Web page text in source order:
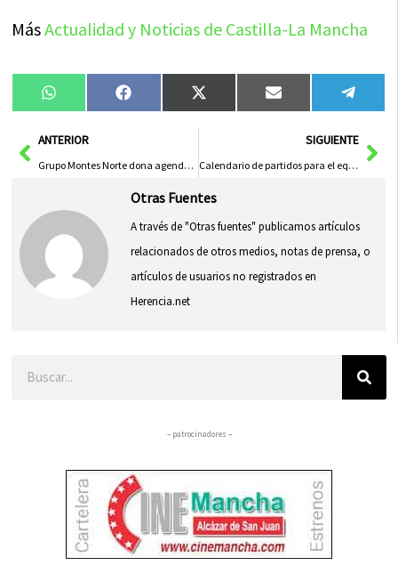
MásActualidad y Noticias de Castilla-La Mancha
Compartir
en
WhatsAppCompartir
en
FacebookCompartir
en
X
(Twitter)
Compartir
en
Email
en
AntANTERIOR
Grupo Montes Norte dona agendas escolares a los colegios de Herencia
SIGUIENTE
Calendario de partidos para el equipo juvenil Herencia CF
Otras Fuentes
A través de "Otras fuentes" publicamos artículos
relacionados de otros medios, notas de prensa, o
artículos de usuarios no registrados en
Herencia.net
– patrocinadores –